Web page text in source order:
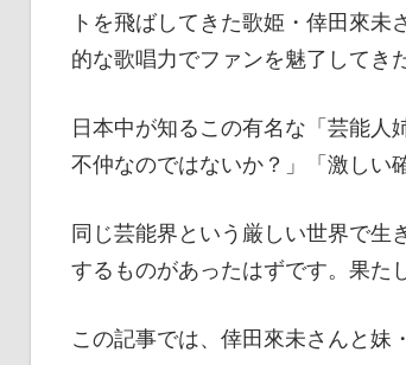
トを飛ばしてきた歌姫・倖田來
的な歌唱力でファンを魅了してき
日本中が知るこの有名な「芸能人
不仲なのではないか？」「激しい
同じ芸能界という厳しい世界で生
するものがあったはずです。果た
この記事では、倖田來未さんと妹